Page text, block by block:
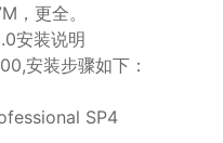
，更全。
安装说明
安装步骤如下：
SP4